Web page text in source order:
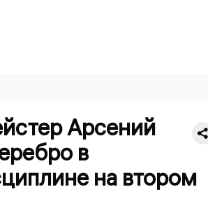
Арсений
в
на втором